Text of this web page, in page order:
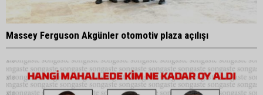
Massey Ferguson Akgünler otomotiv plaza açılışı